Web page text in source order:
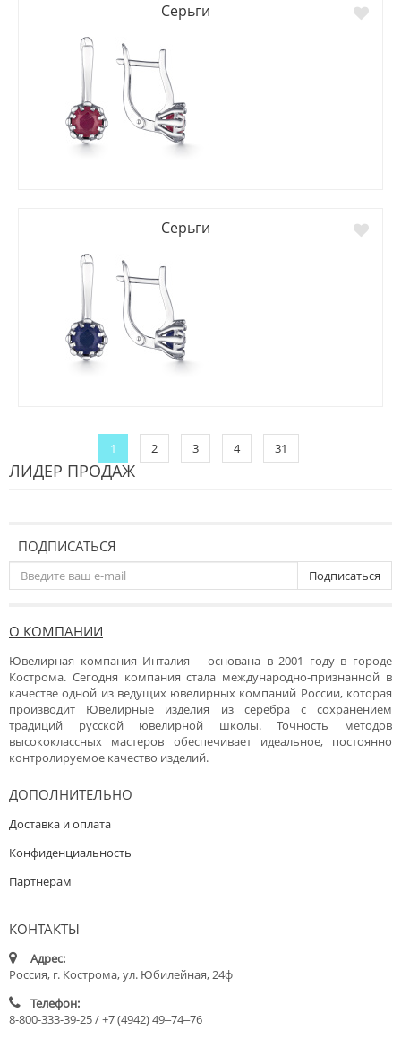
Серьги
Серьги
1 2 3 4 31
ЛИДЕР ПРОДАЖ
ПОДПИСАТЬСЯ
Подписаться
О КОМПАНИИ
Ювелирная компания Инталия – основана в 2001 году в городе
Кострома. Сегодня компания стала международно-признанной в
качестве одной из ведущих ювелирных компаний России, которая
производит Ювелирные изделия из серебра с сохранением
традиций русской ювелирной школы. Точность методов
высококлассных мастеров обеспечивает идеальное, постоянно
контролируемое качество изделий.
ДОПОЛНИТЕЛЬНО
Доставка и оплата
Конфиденциальность
Партнерам
КОНТАКТЫ
Адрес:
Россия, г. Кострома, ул. Юбилейная, 24ф
Телефон:
8-800-333-39-25 / +7 (4942) 49‒74‒76